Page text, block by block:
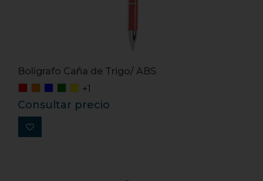
Bolígrafo Caña de Trigo/ ABS
+1
Consultar precio